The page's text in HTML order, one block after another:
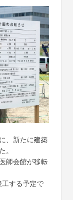
、新たに建築
。
師会館が移転
する予定で